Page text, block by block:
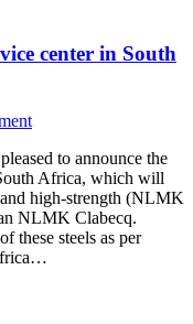
center in South
to announce the
Africa, which will
high-strength (NLMK
NLMK Clabecq.
these steels as per